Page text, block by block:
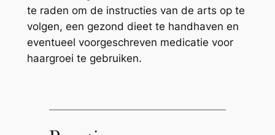
te raden om de instructies van de arts op te
volgen, een gezond dieet te handhaven en
eventueel voorgeschreven medicatie voor
haargroei te gebruiken.